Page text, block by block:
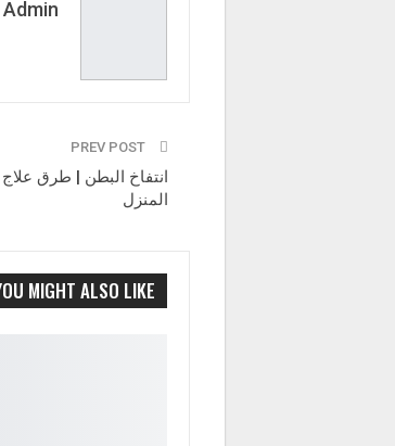
Admin
انتفاخ البطن | طرق
المنزل
MIGHT ALSO LIKE